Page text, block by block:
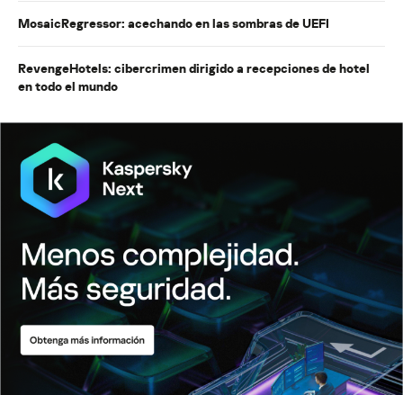
MosaicRegressor: acechando en las sombras de UEFI
RevengeHotels: cibercrimen dirigido a recepciones de hotel
en todo el mundo